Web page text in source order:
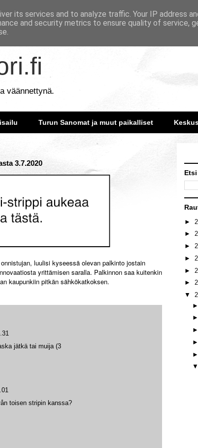
väännettynä.
Turun Sanomat ja muut paikalliset
3.7.2020
luulisi kyseessä olevan palkinto jostain
yrittämisen saralla. Palkinnon saa kuitenkin
kaupunkiin pitkän sähkökatkoksen.
toisen stripin kanssa?
jätkä tai muija (3
►
►
►
►
►
►
▼
its services and to analyze traffic. Your IP address
and security metrics to ensure quality of service,